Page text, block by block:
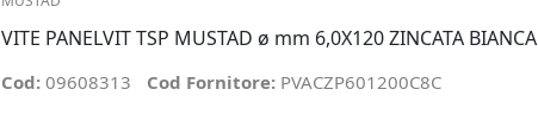
VITE PANELVIT TSP MUSTAD ø mm 6,0X120 ZINCATA BIANCA
Cod: 09608313 Cod Fornitore: PVACZP601200C8C